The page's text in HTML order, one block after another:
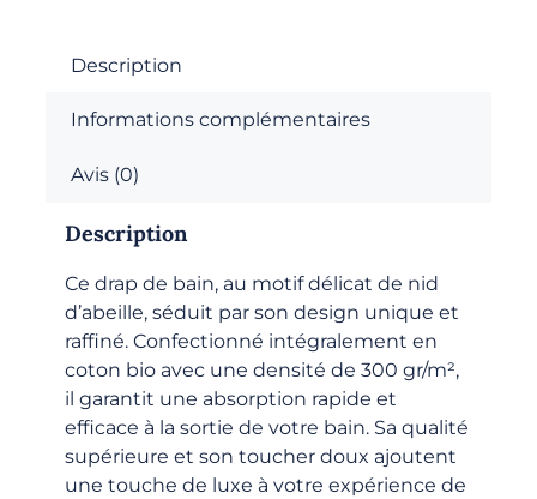
bain
Gris
Description
Informations complémentaires
Avis (0)
Description
Ce drap de bain, au motif délicat de nid
d’abeille, séduit par son design unique et
raffiné. Confectionné intégralement en
coton bio avec une densité de 300 gr/m²,
il garantit une absorption rapide et
efficace à la sortie de votre bain. Sa qualité
supérieure et son toucher doux ajoutent
une touche de luxe à votre expérience de